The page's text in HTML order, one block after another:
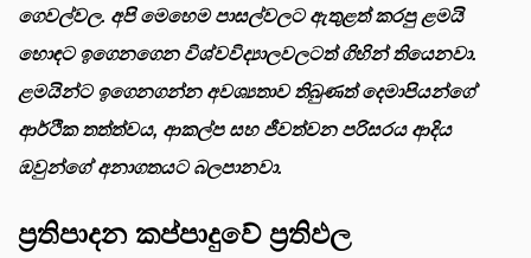
ගෙවල්වල. අපි මෙහෙම පාසල්වලට ඇතුළත් කරපු ළමයි
හොඳට ඉගෙනගෙන විශ්වවිද්‍යාලවලටත් ගිහින් තියෙනවා.
ළමයින්ට ඉගෙනගන්න අවශ්‍යතාව තිබුණත් දෙමාපියන්ගේ
ආර්ථික තත්ත්වය, ආකල්ප සහ ජීවත්වන පරිසරය ආදිය
ඔවුන්ගේ අනාගතයට බලපානවා.
ප්‍රතිපාදන කප්පාදුවේ ප්‍රතිඵල